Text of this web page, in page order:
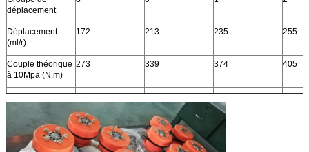
déplacement
Déplacement
(ml/r)
172 213 235 255
Couple théorique
à 10Mpa (N.m)
273 339 374 405
Vitesse nominale 200 200 160 160
Pression évaluée
(MPA)
25 25 25